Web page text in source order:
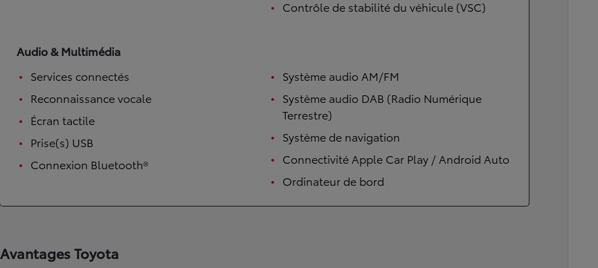
TOYOTA C-HR
Disponible rapidement
Contrôle de stabilité du véhicule (VSC)
Audio & Multimédia
Services connectés
Reconnaissance vocale
Écran tactile
Prise(s) USB
Connexion Bluetooth®
Système audio AM/FM
Système audio DAB (Radio Numérique
Terrestre)
Système de navigation
Connectivité Apple Car Play / Android Auto
Ordinateur de bord
Avantages Toyota